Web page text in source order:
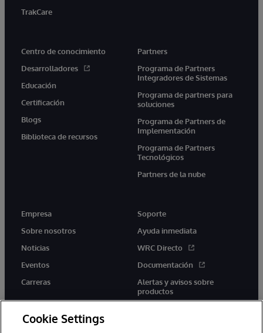
TrakCare
Centro de conocimiento
Desarrolladores
Educación
Certificación
Blogs
Biblioteca de recursos
Partners
Programa de Partners
Integradores de Sistemas
Programa de partners para
soluciones
Programa de Partners de
Implementación
Programa de Partners
Tecnológicos
Partners de la nube
Empresa
Sobre nosotros
Noticias
Eventos
Carreras
Soporte
Ayuda inmediata
WRC Directo
Documentación
Alertas y avisos sobre
productos
Cookie Settings